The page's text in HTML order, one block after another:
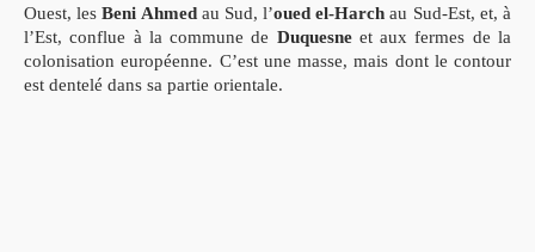
Ouest, lesBeni Ahmedau Sud, l’oued el-Harch au Sud-Est, et, à
l’Est, conflue à la commune de Duquesneet aux fermes de la
colonisation européenne. C’est une masse, mais dont le contour
est dentelé dans sa partie orientale.